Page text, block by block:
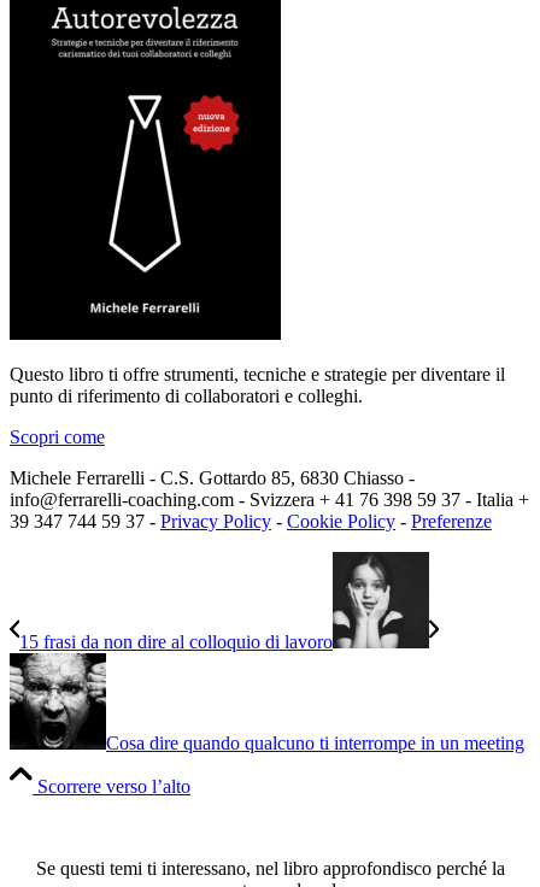
Questo libro ti offre strumenti, tecniche e strategie per diventare il
punto di riferimento di collaboratori e colleghi.
Scopri come
Michele Ferrarelli - C.S. Gottardo 85, 6830 Chiasso -
info@ferrarelli-coaching.com - Svizzera + 41 76 398 59 37 - Italia +
39 347 744 59 37 - Privacy Policy - Cookie Policy - Preferenze
15 frasi da non dire al colloquio di lavoro
Cosa dire quando qualcuno ti interrompe in un meeting
Scorrere verso l’alto
Se questi temi ti interessano, nel libro approfondisco perché la